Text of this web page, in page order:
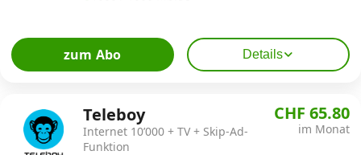
zum Abo Details
Teleboy
Internet 10’000 + TV + Skip-Ad-
Funktion
CHF 65.80
im Monat